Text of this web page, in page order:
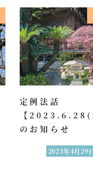
定例法話
【2023.6.28(
のお知らせ
2023年4月29